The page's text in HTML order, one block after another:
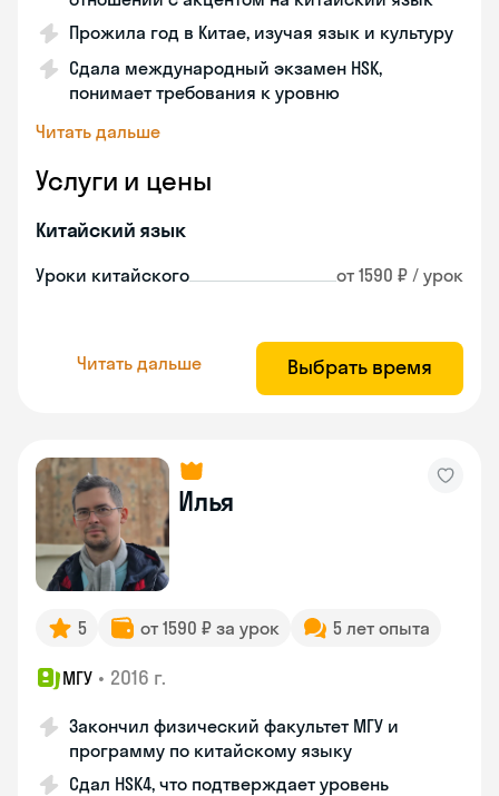
Прожила год в Китае, изучая язык и культуру
Сдала международный экзамен HSK,
понимает требования к уровню
Читать дальше
Услуги и цены
Китайский язык
Уроки китайского от 1590 ₽ / урок
Читать дальше Выбрать время
Илья
5 от 1590 ₽ за урок 5 лет опыта
МГУ • 2016 г.
Закончил физический факультет МГУ и
программу по китайскому языку
Сдал HSK4, что подтверждает уровень